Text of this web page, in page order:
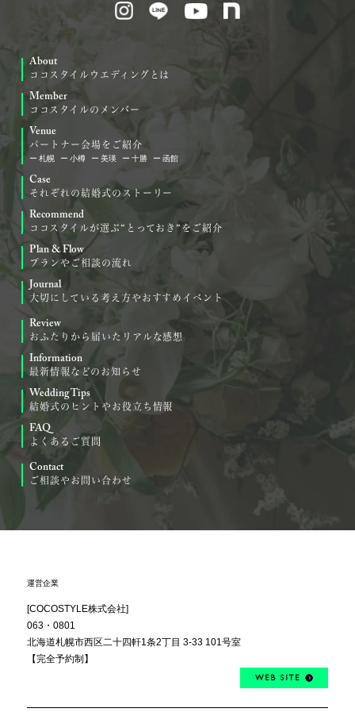
About
ココスタイルウエディングとは
Member
ココスタイルのメンバー
Venue
パートナー会場をご紹介
札幌 小樽 美瑛 十勝 函館
Case
それぞれの結婚式のストーリー
Recommend
ココスタイルが選ぶ“とっておき”をご紹介
Plan & Flow
プランやご相談の流れ
Journal
大切にしている考え方やおすすめイベント
Review
おふたりから届いたリアルな感想
Information
最新情報などのお知らせ
Wedding Tips
結婚式のヒントやお役立ち情報
FAQ
よくあるご質問
Contact
ご相談やお問い合わせ
運営企業
[COCOSTYLE株式会社]
063・0801
北海道札幌市西区二十四軒1条2丁目 3-33 101号室
【完全予約制】
WEB SITE